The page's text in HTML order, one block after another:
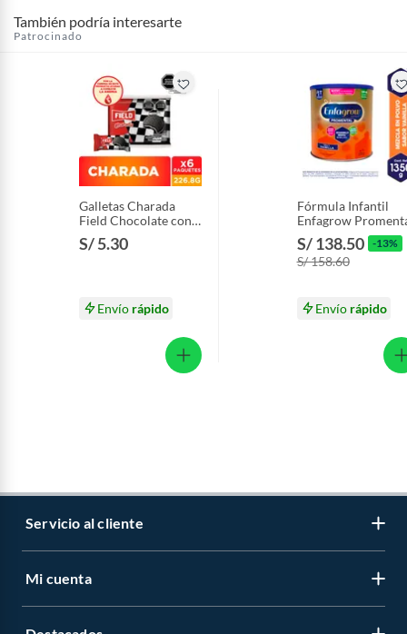
También podría interesarte
Patrocinado
Galletas Charada
Field Chocolate con
Vainilla Sixpack 226.8
g
S/ 5.30
Envío rápido
Fórmula Infantil
Enfagrow
Vainilla Lata 1.35
S/ 138.50 -13%
S/ 158.60
Envío rápido
Servicio al cliente
Libro de reclamaciones
Mi cuenta